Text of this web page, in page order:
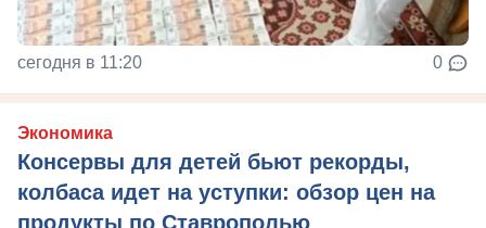
сегодня в 11:20 0
Экономика
Консервы для детей бьют рекорды,
колбаса идет на уступки: обзор цен на
продукты по Ставрополью